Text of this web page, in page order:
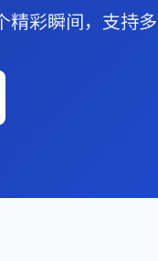
彩瞬间，支持多